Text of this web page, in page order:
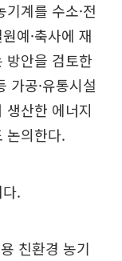
계를 수소·전
예·축사에 재
방안을 검토한
가공·유통시설
생산한 에너지
논의한다.
.
친환경 농기